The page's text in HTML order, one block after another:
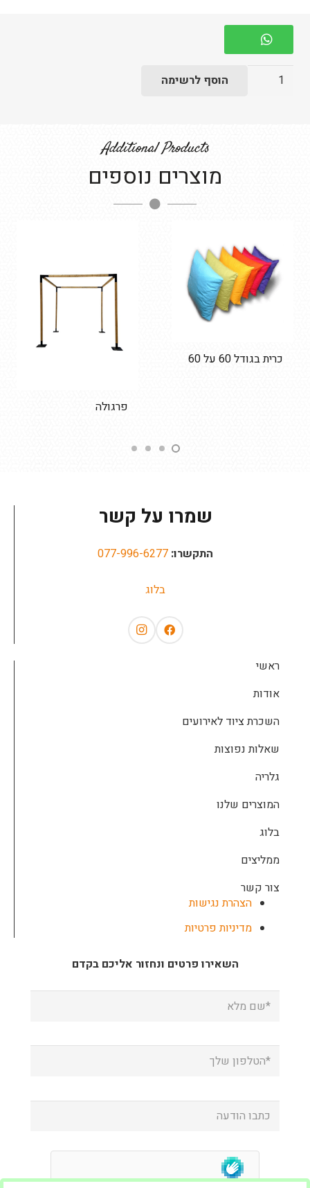
כמות
הוסף לרשימה
Additional Products
מוצרים נוספים
כרית בגודל 60 על 60
פרגולה
שמרו על קשר
התקשרו: 077-996-6277
בלוג
ראשי
אודות
השכרת ציוד לאירועים
שאלות נפוצות
גלריה
המוצרים שלנו
בלוג
ממליצים
צור קשר
הצהרת נגישות
מדיניות פרטיות
השאירו פרטים ונחזור אליכם בקדם